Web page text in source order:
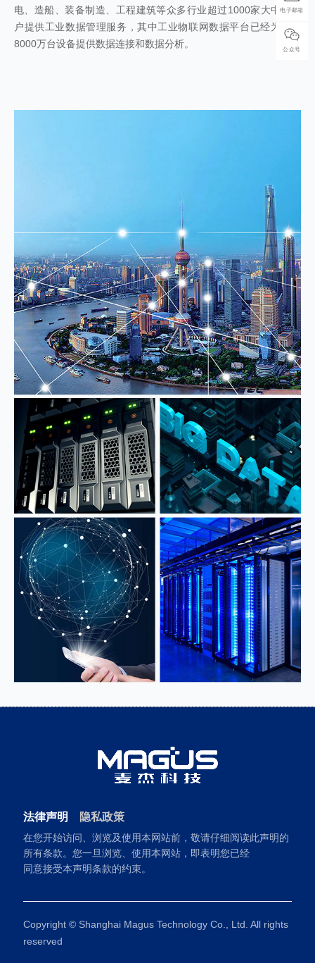
电、造船、装备制造、工程建筑等众多行业超过1000家大中型客
户提供工业数据管理服务，其中工业物联网数据平台已经为超过
8000万台设备提供数据连接和数据分析。
电子邮箱
公众号
法律声明 隐私政策
在您开始访问、浏览及使用本网站前，敬请仔细阅读此声明的
所有条款。您一旦浏览、使用本网站，即表明您已经
同意接受本声明条款的约束。
Copyright © Shanghai Magus Technology Co., Ltd. All rights
reserved